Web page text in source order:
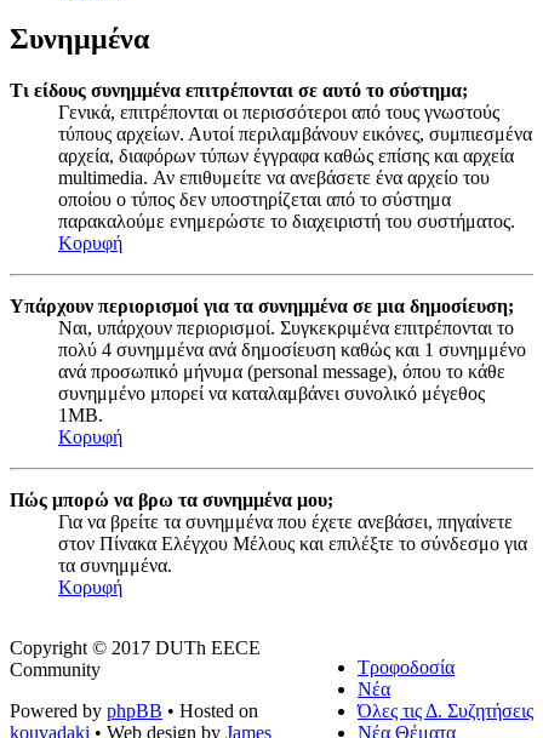
Συνημμένα
Τι είδους συνημμένα επιτρέπονται σε αυτό το σύστημα;
Γενικά, επιτρέπονται οι περισσότεροι από τους γνωστούς
τύπους αρχείων. Αυτοί περιλαμβάνουν εικόνες, συμπιεσμένα
αρχεία, διαφόρων τύπων έγγραφα καθώς επίσης και αρχεία
multimedia. Αν επιθυμείτε να ανεβάσετε ένα αρχείο του
οποίου ο τύπος δεν υποστηρίζεται από το σύστημα
παρακαλούμε ενημερώστε το διαχειριστή του συστήματος.
Κορυφή
Υπάρχουν περιορισμοί για τα συνημμένα σε μια δημοσίευση;
Ναι, υπάρχουν περιορισμοί. Συγκεκριμένα επιτρέπονται το
πολύ 4 συνημμένα ανά δημοσίευση καθώς και 1 συνημμένο
ανά προσωπικό μήνυμα (personal message), όπου το κάθε
συνημμένο μπορεί να καταλαμβάνει συνολικό μέγεθος
1MB.
Κορυφή
Πώς μπορώ να βρω τα συνημμένα μου;
Για να βρείτε τα συνημμένα που έχετε ανεβάσει, πηγαίνετε
στον Πίνακα Ελέγχου Μέλους και επιλέξτε το σύνδεσμο για
τα συνημμένα.
Κορυφή
Τροφοδοσία
Νέα
Όλες τις Δ. Συζητήσεις
Νέα Θέματα
Copyright © 2017 DUTh EECE
Community
Powered by phpBB • Hosted on
kouvadaki • Web design by James